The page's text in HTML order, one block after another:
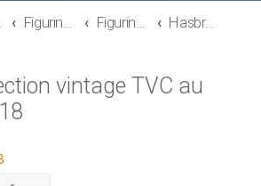
Figurines 3"3/4, Playsets, Vaisseaux,… Figurines Actuelles Hasbro - The Vintage Collection - Movie Heroes
vintage TVC au